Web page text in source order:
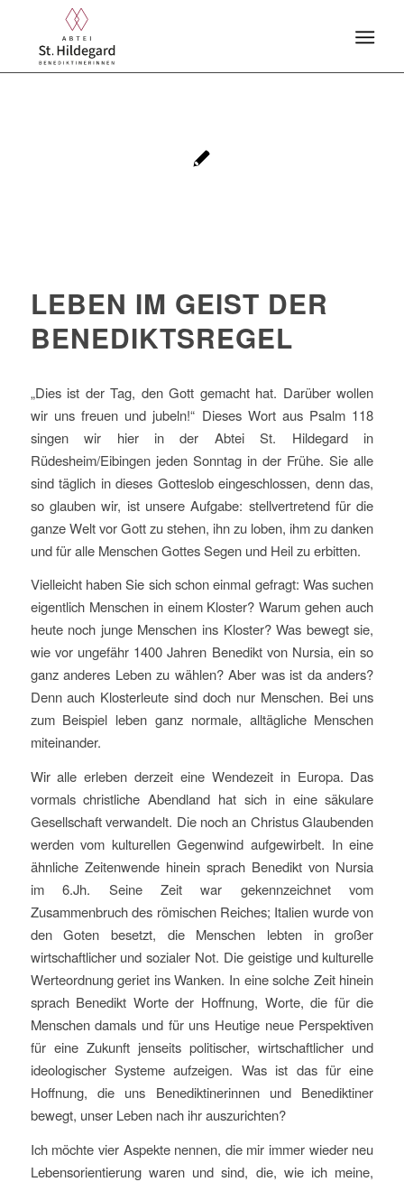
LEBEN IM GEIST DER
BENEDIKTSREGEL
„Dies ist der Tag, den Gott gemacht hat. Darüber wollen
wir uns freuen und jubeln!“ Dieses Wort aus Psalm 118
singen wir hier in der Abtei St. Hildegard in
Rüdesheim/Eibingen jeden Sonntag in der Frühe. Sie alle
sind täglich in dieses Gotteslob eingeschlossen, denn das,
so glauben wir, ist unsere Aufgabe: stellvertretend für die
ganze Welt vor Gott zu stehen, ihn zu loben, ihm zu danken
und für alle Menschen Gottes Segen und Heil zu erbitten.
Vielleicht haben Sie sich schon einmal gefragt: Was suchen
eigentlich Menschen in einem Kloster? Warum gehen auch
heute noch junge Menschen ins Kloster? Was bewegt sie,
wie vor ungefähr 1400 Jahren Benedikt von Nursia, ein so
ganz anderes Leben zu wählen? Aber was ist da anders?
Denn auch Klosterleute sind doch nur Menschen. Bei uns
zum Beispiel leben ganz normale, alltägliche Menschen
miteinander.
Wir alle erleben derzeit eine Wendezeit in Europa. Das
vormals christliche Abendland hat sich in eine säkulare
Gesellschaft verwandelt. Die noch an Christus Glaubenden
werden vom kulturellen Gegenwind aufgewirbelt. In eine
ähnliche Zeitenwende hinein sprach Benedikt von Nursia
im 6.Jh. Seine Zeit war gekennzeichnet vom
Zusammenbruch des römischen Reiches; Italien wurde von
den Goten besetzt, die Menschen lebten in großer
wirtschaftlicher und sozialer Not. Die geistige und kulturelle
Werteordnung geriet ins Wanken. In eine solche Zeit hinein
sprach Benedikt Worte der Hoffnung, Worte, die für die
Menschen damals und für uns Heutige neue Perspektiven
für eine Zukunft jenseits politischer, wirtschaftlicher und
ideologischer Systeme aufzeigen. Was ist das für eine
Hoffnung, die uns Benediktinerinnen und Benediktiner
bewegt, unser Leben nach ihr auszurichten?
Ich möchte vier Aspekte nennen, die mir immer wieder neu
Lebensorientierung waren und sind, die, wie ich meine,